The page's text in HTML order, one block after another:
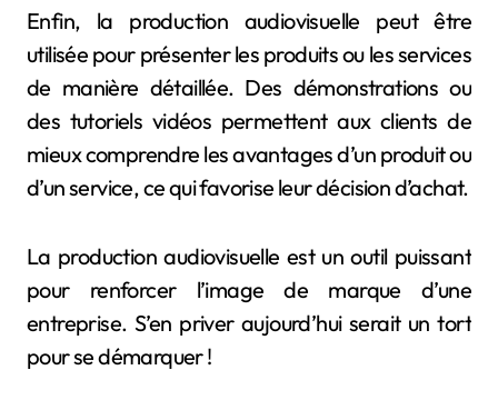
Enfin, la production audiovisuelle peut être
utilisée pour présenter les produits ou les services
de manière détaillée. Des démonstrations ou
des tutoriels vidéos permettent aux clients de
mieux comprendre les avantages d’un produit ou
d’un service, ce qui favorise leur décision d’achat.
La production audiovisuelle est un outil puissant
pour renforcer l’image de marque d’une
entreprise. S’en priver aujourd’hui serait un tort
pour se démarquer !